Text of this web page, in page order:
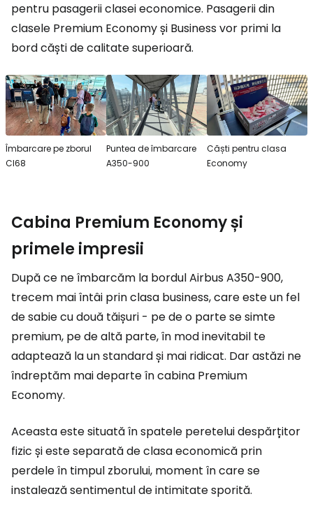
pentru pasagerii clasei economice. Pasagerii din
clasele Premium Economy și Business vor primi la
bord căști de calitate superioară.
Îmbarcare pe zborul
CI68
Puntea de îmbarcare
A350-900
Căști pentru clasa
Economy
Cabina Premium Economy și
primele impresii
După ce ne îmbarcăm la bordul Airbus A350-900,
trecem mai întâi prin clasa business, care este un fel
de sabie cu două tăișuri - pe de o parte se simte
premium, pe de altă parte, în mod inevitabil te
adaptează la un standard și mai ridicat. Dar astăzi ne
îndreptăm mai departe în cabina Premium
Economy.
Aceasta este situată în spatele peretelui despărțitor
fizic și este separată de clasa economică prin
perdele în timpul zborului, moment în care se
instalează sentimentul de intimitate sporită.